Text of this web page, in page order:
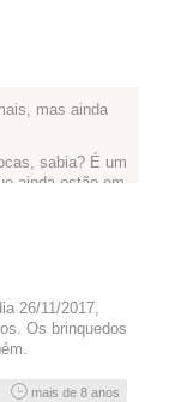
mas ainda
sabia? É um
ainda estão em
juntos quais
professor se é
26/11/2017,
Os brinquedos
mais de 8 anos